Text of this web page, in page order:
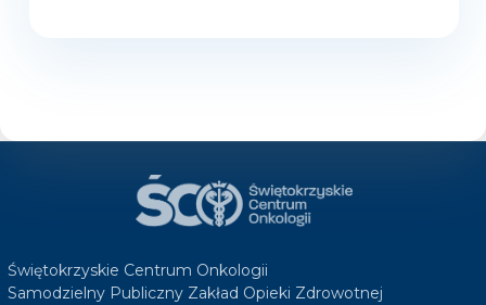
Świętokrzyskie Centrum Onkologii
Samodzielny Publiczny Zakład Opieki Zdrowotnej